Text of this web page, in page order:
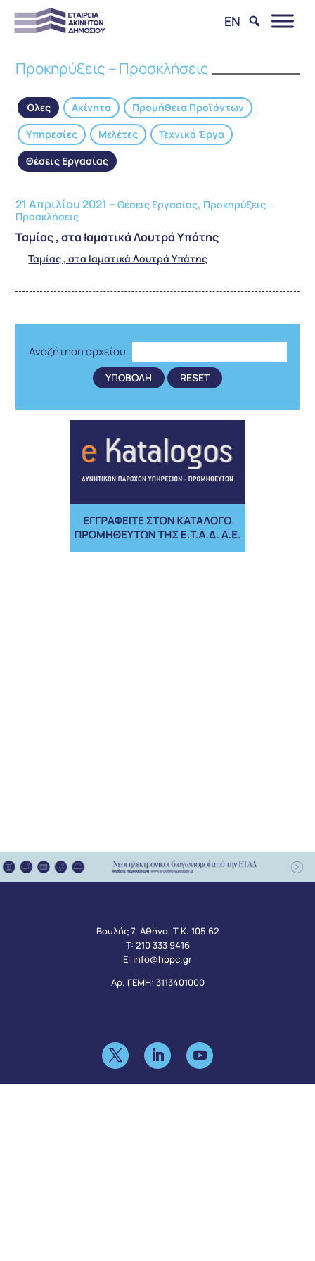
EN
Προκηρύξεις – Προσκλήσεις
Όλες Ακίνητα
Προμήθεια Προϊόντων
Υπηρεσίες
Μελέτες
Τεχνικά Έργα
Θέσεις Εργασίας
21 Απριλίου 2021 –Θέσεις Εργασίας, Προκηρύξεις -
Προσκλήσεις
Ταμίας , στα Ιαματικά Λουτρά Υπάτης
Ταμίας , στα Ιαματικά Λουτρά Υπάτης
Αναζήτηση αρχείου
Βουλής 7, Αθήνα, Τ.Κ. 105 62
Τ: 210 333 9416
Ε: info@hppc.gr
Αρ. ΓΕΜΗ: 3113401000